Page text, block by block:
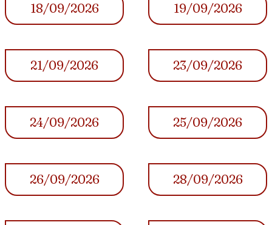
18/09/2026 19/09/2026
21/09/2026 23/09/2026
24/09/2026 25/09/2026
26/09/2026 28/09/2026